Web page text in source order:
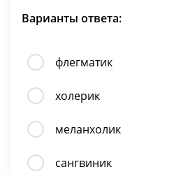
Варианты ответа:
флегматик
холерик
меланхолик
сангвиник